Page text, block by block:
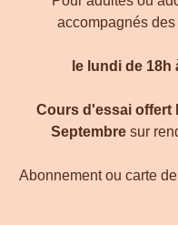
accompagnés des
le lundi de 18h
Cours d'essai offert
Septembre sur
Abonnement ou carte